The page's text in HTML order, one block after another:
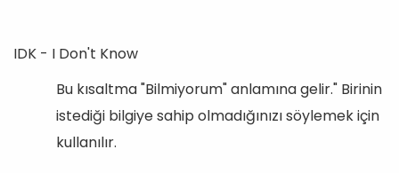
IDK - I Don't Know
Bu kısaltma "Bilmiyorum" anlamına gelir." Birinin
istediği bilgiye sahip olmadığınızı söylemek için
kullanılır.